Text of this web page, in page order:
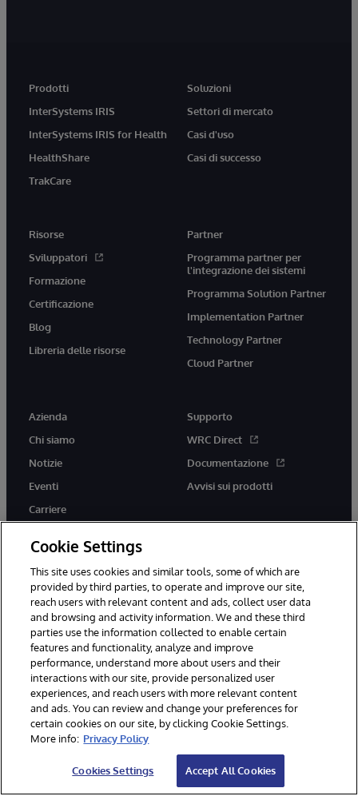
Prodotti
InterSystems IRIS
InterSystems IRIS for Health
HealthShare
TrakCare
Soluzioni
Settori di mercato
Casi d'uso
Casi di successo
Risorse
Sviluppatori
Formazione
Certificazione
Blog
Libreria delle risorse
Partner
Programma partner per
l'integrazione dei sistemi
Programma Solution Partner
Implementation Partner
Technology Partner
Cloud Partner
Azienda
Chi siamo
Notizie
Eventi
Carriere
Supporto
WRC Direct
Documentazione
Avvisi sui prodotti
twitter youtubefacebooklinkedin
© 1996-2026 InterSystems Corporation, Boston, MA. Tutti i diritti
riservati.
Avvisi/Termini e Condizioni
Accessibilità
Cookie Settings
This site uses cookies and similar tools, some of which are
provided by third parties, to operate and improve our site,
reach users with relevant content and ads, collect user data
and browsing and activity information. We and these third
parties use the information collected to enable certain
features and functionality, analyze and improve
performance, understand more about users and their
interactions with our site, provide personalized user
experiences, and reach users with more relevant content
and ads. You can review and change your preferences for
certain cookies on our site, by clicking Cookie Settings.
More info: Privacy Policy
Cookies Settings Accept All Cookies